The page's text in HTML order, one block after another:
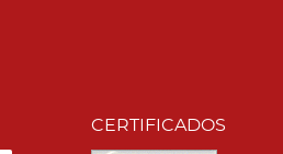
CERTIFICADOS